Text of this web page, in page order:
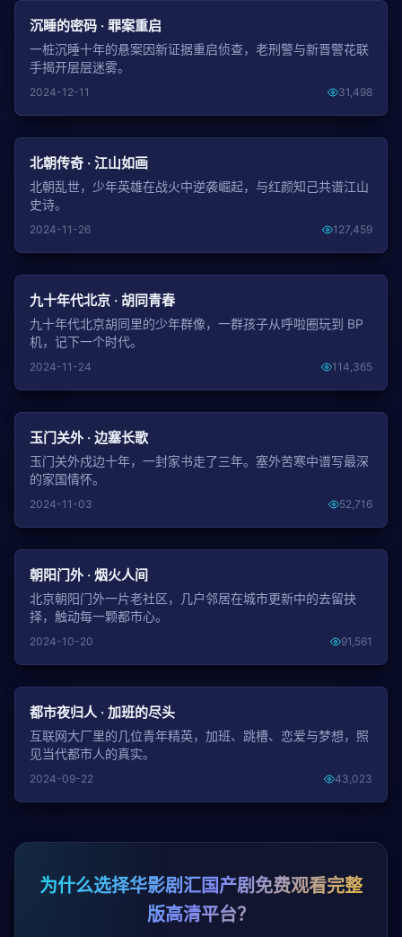
沉睡的密码 · 罪案重启
一桩沉睡十年的悬案因新证据重启侦查，老刑警与新晋警花联
手揭开层层迷雾。
2024-12-11 31,498
北朝传奇 · 江山如画
北朝乱世，少年英雄在战火中逆袭崛起，与红颜知己共谱江山
史诗。
2024-11-26 127,459
九十年代北京 · 胡同青春
九十年代北京胡同里的少年群像，一群孩子从呼啦圈玩到 BP
机，记下一个时代。
2024-11-24 114,365
玉门关外 · 边塞长歌
玉门关外戍边十年，一封家书走了三年。塞外苦寒中谱写最深
的家国情怀。
2024-11-03 52,716
朝阳门外 · 烟火人间
北京朝阳门外一片老社区，几户邻居在城市更新中的去留抉
择，触动每一颗都市心。
2024-10-20 91,561
都市夜归人 · 加班的尽头
互联网大厂里的几位青年精英，加班、跳槽、恋爱与梦想，照
见当代都市人的真实。
2024-09-22 43,023
为什么选择华影剧汇国产剧免费观看完整
版高清平台？